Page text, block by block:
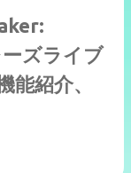
ズライブ
能紹介、